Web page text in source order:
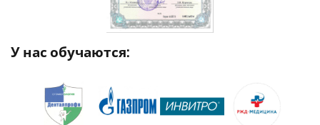
У нас обучаются: